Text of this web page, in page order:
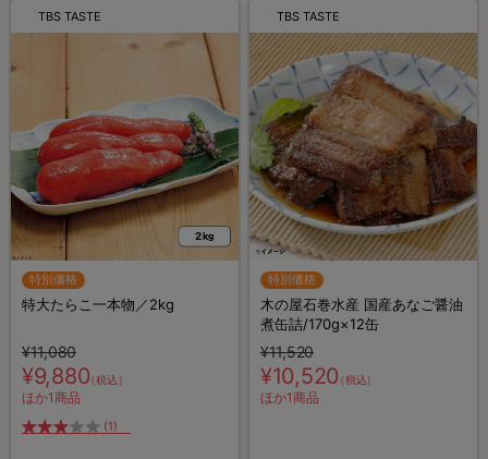
TBS TASTE
特別価格
特大たらこ一本物／2kg
¥11,080
¥9,880（税込）
ほか1商品
(1)
TBS TASTE
特別価格
木の屋石巻水産 国産あなご醤油
煮缶詰/170g×12缶
¥11,520
¥10,520（税込）
ほか1商品